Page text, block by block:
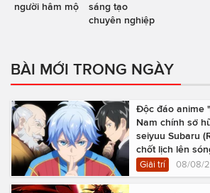
người hâm mộ
sáng tạo
chuyên nghiệp
BÀI MỚI TRONG NGÀY
Độc đáo anime
Nam chính sở
seiyuu Subaru
chốt lịch lên
Giải trí 08/08/